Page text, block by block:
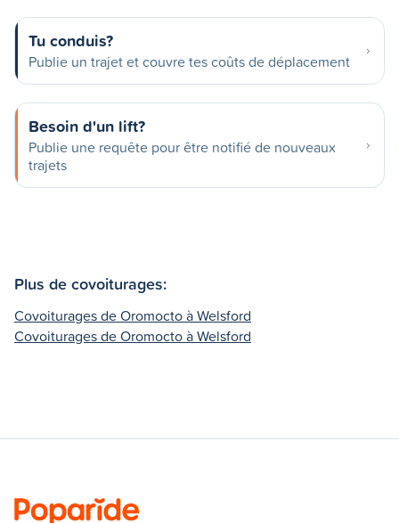
Tu conduis?
Publie un trajet et couvre tes coûts de déplacement
Besoin d'un lift?
Publie une requête pour être notifié de nouveaux
trajets
Plus de covoiturages:
Covoiturages de Oromocto à Welsford
Covoiturages de Oromocto à Welsford